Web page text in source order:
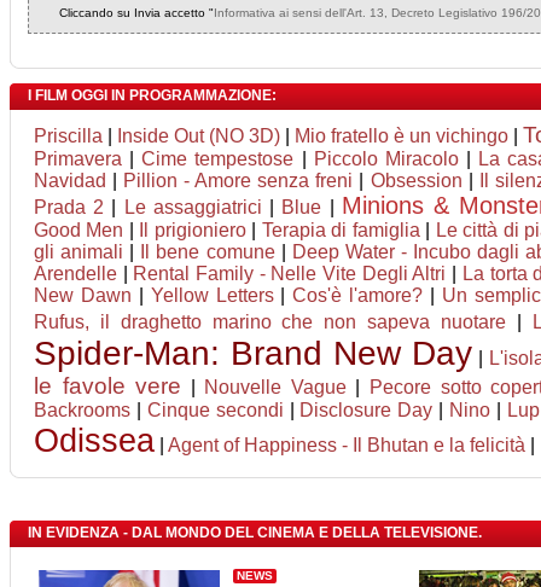
Cliccando su Invia accetto "Informativa ai sensi dell'Art. 13, Decreto Legislativo 196/
I FILM OGGI IN PROGRAMMAZIONE:
Priscilla Inside Out (NO 3D) Mio fratello è un vichingo
Primavera |Cime tempestose Piccolo Miracolo|
La
Navidad
Pillion - Amore senza freni Obsession
Il
Prada 2
Le assaggiatrici Blue Minions &
Good Men Il prigioniero| Terapia di famiglia
Le città di
gli animali
Il bene comune|
Deep Water - Incubo dagli
Arendelle
Rental Family - Nelle Vite Degli Altri
La torta
New Dawn
Yellow Letters|Cos'è l'amore?
Un
Rufus, il draghetto marino che non sapeva nuotare|
Spider-Man: Brand New Day
le favole vere Nouvelle Vague|
Pecore sotto
Backrooms
Cinque secondi Disclosure Day Nino
Odissea Agent of Happiness - Il Bhutan e la felicità
IN EVIDENZA - DAL MONDO DEL CINEMA E DELLA TELEVISIONE.
NEWS